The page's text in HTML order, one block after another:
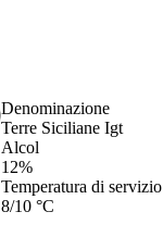
Denominazione
Terre Siciliane Igt
Alcol
12%
Temperatura di servizio
8/10 °C